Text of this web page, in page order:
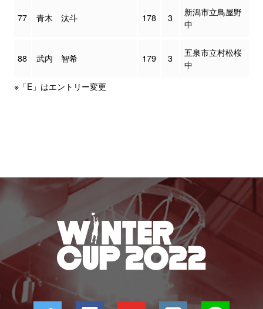
77 青木 汰斗 178 3
新潟市立鳥屋野
中
88 武内 智希 179 3
五泉市立村松桜
中
※「E」はエントリー変更